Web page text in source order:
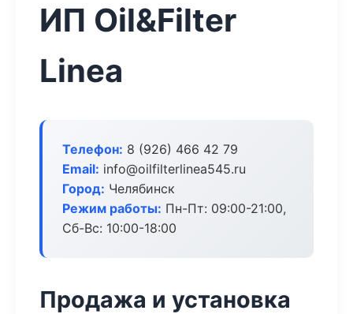
ИП Oil&Filter
Linea
Телефон: 8 (926) 466 42 79
Email: info@oilfilterlinea545.ru
Город: Челябинск
Режим работы: Пн-Пт: 09:00-21:00,
Сб-Вс: 10:00-18:00
Продажа и установка